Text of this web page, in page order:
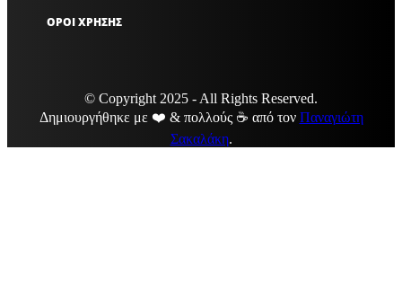
ΟΡΟΙ ΧΡΗΣΗΣ
© Copyright 2025 - All Rights Reserved.
Δημιουργήθηκε με ❤️ & πολλούς ☕ από τον Παναγιώτη
Σακαλάκη.